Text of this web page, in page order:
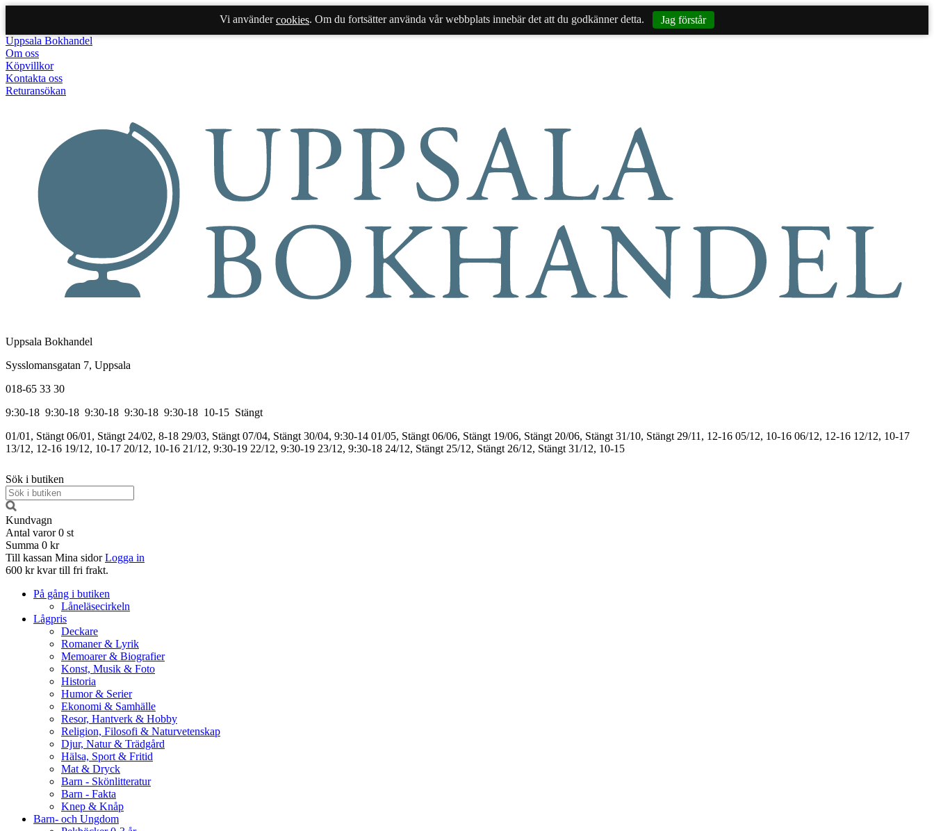
Vi användercookies. Om du fortsätter använda vår webbplats innebär det att du godkänner detta.
Jag förstår
Uppsala Bokhandel
Om oss
Köpvillkor
Kontakta oss
Returansökan
Uppsala Bokhandel
Sysslomansgatan 7, Uppsala
018-65 33 30
9:30-18 9:30-18 9:30-18 9:30-18 9:30-18 10-15 Stängt
01/01, Stängt 06/01, Stängt 24/02, 8-18 29/03, Stängt 07/04, Stängt 30/04, 9:30-14 01/05, Stängt 06/06, Stängt 19/06, Stängt 20/06, Stängt 31/10, Stängt 29/11, 12-16 05/12, 10-16 06/12, 12-16 12/12, 10-17
13/12, 12-16 19/12, 10-17 20/12, 10-16 21/12, 9:30-19 22/12, 9:30-19 23/12, 9:30-18 24/12, Stängt 25/12, Stängt 26/12, Stängt 31/12, 10-15
Sök i butiken
Kundvagn
Antal varor 0 st
Summa 0 kr
Till kassan Mina sidor Logga in
600 kr kvar till fri frakt.
På gång i butiken
Låneläsecirkeln
Lågpris
Deckare
Romaner & Lyrik
Memoarer & Biografier
Konst, Musik & Foto
Historia
Humor & Serier
Ekonomi & Samhälle
Resor, Hantverk & Hobby
Religion, Filosofi & Naturvetenskap
Djur, Natur & Trädgård
Hälsa, Sport & Fritid
Mat & Dryck
Barn - Skönlitteratur
Barn - Fakta
Knep & Knåp
Barn- och Ungdom